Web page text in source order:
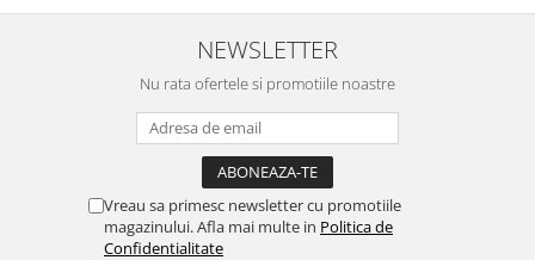
NEWSLETTER
Nu rata ofertele si promotiile noastre
Vreau sa primesc newsletter cu promotiile
magazinului. Afla mai multe in Politica de
Confidentialitate